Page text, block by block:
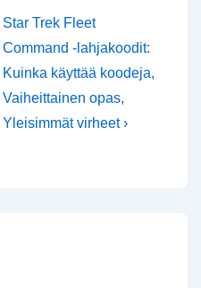
Next
Post
is
Star Trek Fleet
Command -lahjakoodit:
Kuinka käyttää koodeja,
Vaiheittainen opas,
Yleisimmät virheet ›